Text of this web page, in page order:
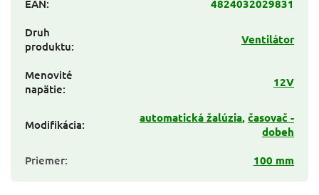
EAN:
4824032029831
Druh
produktu: Ventilátor
Menovité
napätie: 12V
Modifikácia: automatická žalúzia, časovač -
dobeh
Priemer: 100 mm